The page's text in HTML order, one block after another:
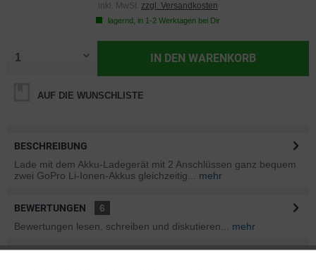
inkl. MwSt. zzgl. Versandkosten
lagernd, in 1-2 Werktagen bei Dir
IN DEN WARENKORB
AUF DIE WUNSCHLISTE
BESCHREIBUNG
Lade mit dem Akku-Ladegerät mit 2 Anschlüssen ganz bequem
zwei GoPro Li-Ionen-Akkus gleichzeitig...
mehr
BEWERTUNGEN
6
Bewertungen lesen, schreiben und diskutieren...
mehr